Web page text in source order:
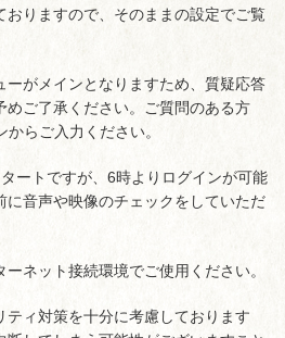
おりますので、そのままの設定でご覧
ーがメインとなりますため、質疑応答
めご了承ください。ご質問のある方
らご入力ください。
ートですが、6時よりログインが可能
に音声や映像のチェックをしていただ
ーネット接続環境でご使用ください。
ティ対策を十分に考慮しております